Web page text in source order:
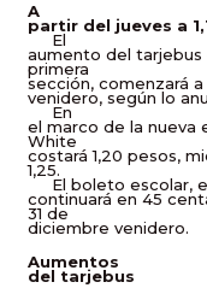
A
partir del jueves a
El
aumento del tarjebus
primera
sección, comenzará
venidero, según lo
En
el marco de la nueva
White
costará 1,20 pesos,
1,25.
El boleto escolar,
continuará en 45
31 de
diciembre venidero.
Aumentos
del tarjebus